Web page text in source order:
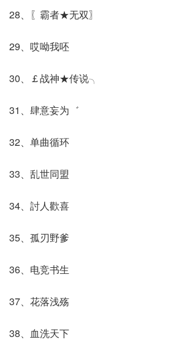
28、〖霸者★无双〗
29、哎呦我呸
30、￡战神★传说╮
31、肆意妄为゛
32、单曲循环
33、乱世同盟
34、討人歡喜
35、孤刃野爹
36、电竞书生
37、花落浅殇
38、血洗天下